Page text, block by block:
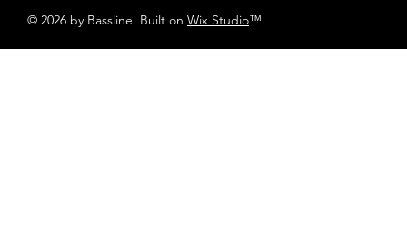
© 2026 by Bassline. Built on Wix Studio™